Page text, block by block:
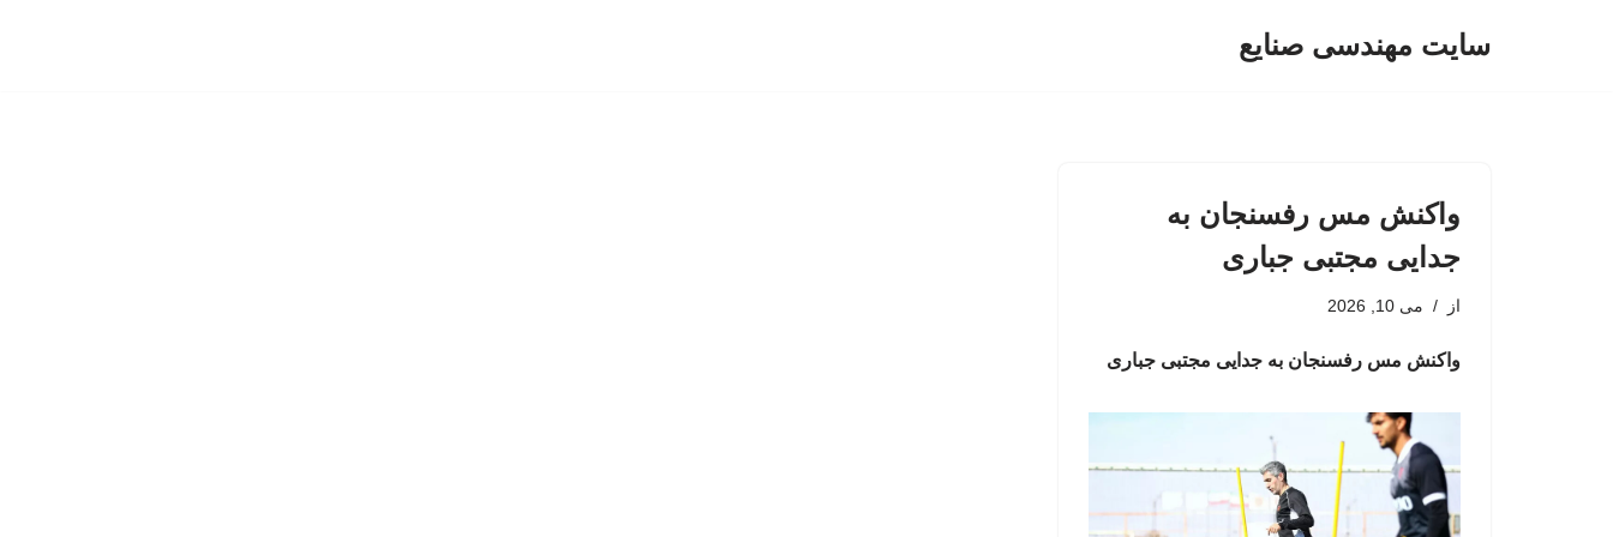
سایت مهندسی صنایع
واکنش مس رفسنجان به
جدایی مجتبی جباری
از می 10, 2026
واکنش مس رفسنجان به جدایی مجتبی جباری